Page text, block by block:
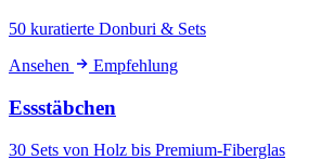
50 kuratierte Donburi & Sets
Ansehen
Empfehlung
Essstäbchen
30 Sets von Holz bis Premium-Fiberglas